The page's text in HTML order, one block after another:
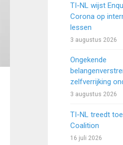
TI-NL wijst
Corona op
lessen
3 augustus 2026
Ongekende
zelfverrijking
3 augustus 2026
TI-NL treedt
Coalition
16 juli 2026